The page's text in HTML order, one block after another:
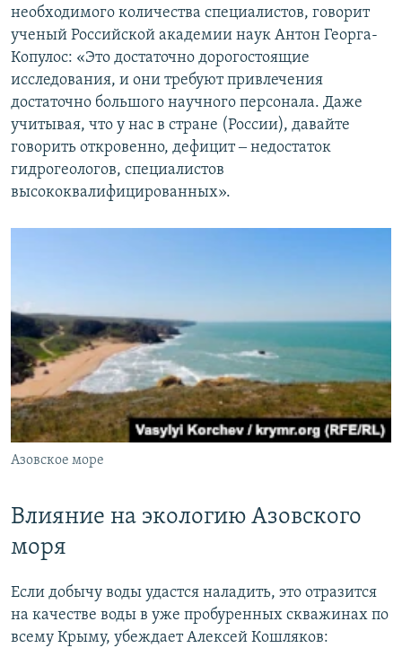
необходимого количества специалистов, говорит
ученый Российской академии наук Антон Георга-
Копулос: «Это достаточно дорогостоящие
исследования, и они требуют привлечения
достаточно большого научного персонала. Даже
учитывая, что у нас в стране (России), давайте
говорить откровенно, дефицит ‒ недостаток
гидрогеологов, специалистов
высококвалифицированных».
Азовское море
Влияние на экологию Азовского
моря
Если добычу воды удастся наладить, это отразится
на качестве воды в уже пробуренных скважинах по
всему Крыму, убеждает Алексей Кошляков: